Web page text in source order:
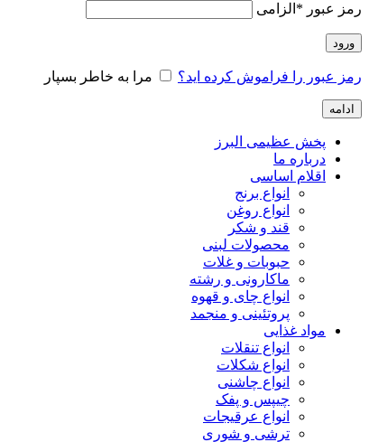
رمز عبور * الزامی
ورود
رمز عبور را فراموش کرده اید؟ مرا به خاطر بسپار
ادامه
پخش عظیمی البرز
درباره ما
اقلام اساسی
انواع برنج
انواع روغن
قند و شکر
محصولات لبنی
حبوبات و غلات
ماکارونی و رشته
انواع چای و قهوه
پروتئینی و منجمد
مواد غذایی
انواع تنقلات
انواع شکلات
انواع چاشنی
چیپس و پفک
انواع عرقیجات
ترشی و شوری